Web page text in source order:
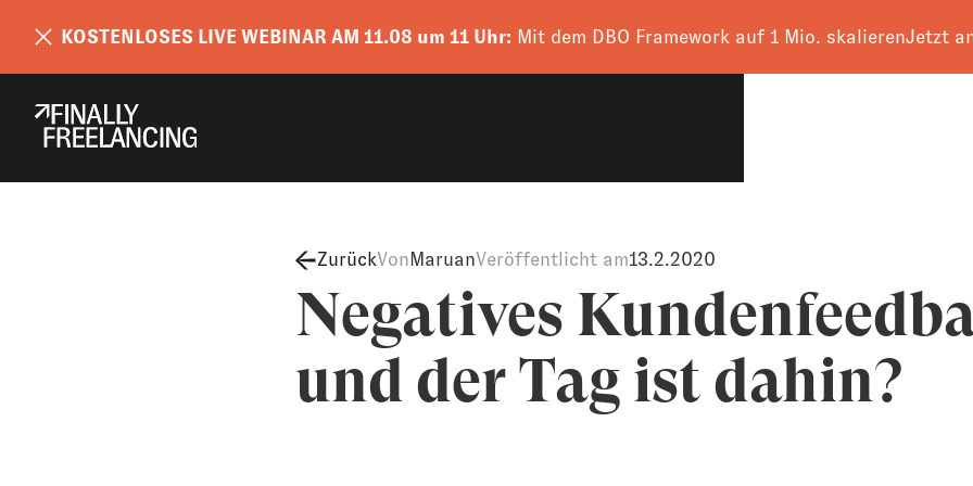
KOSTENLOSES LIVE WEBINAR AM 11.08 um 11 Uhr: Mit dem DBO Framework auf 1 Mio. skalierenJetzt
ZurückVon MaruanVeröffentlicht am13.2.2020
Negatives
und der Tag ist dahin?